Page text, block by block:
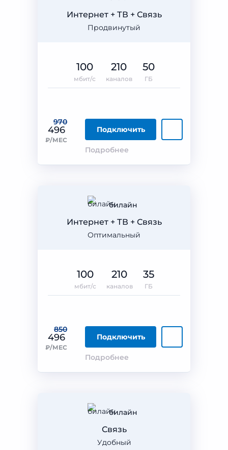
Продвинутый
Интернет + ТВ + Связь
970
496
₽/МЕС
Подключить
Подробнее
100
мбит/с
210
каналов
50
ГБ
билайн
Оптимальный
Интернет + ТВ + Связь
850
496
₽/МЕС
Подключить
Подробнее
100
мбит/с
210
каналов
35
ГБ
билайн
Удобный
Связь